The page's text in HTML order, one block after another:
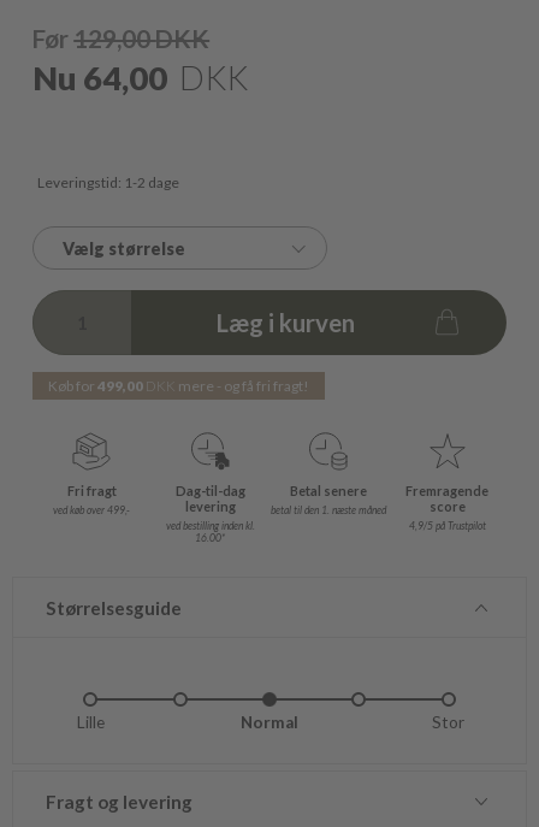
Før129,00DKK
Nu 64,00 DKK
Leveringstid: 1-2 dage
Vælg størrelse
Læg i kurven
Køb for499,00 DKK mere - og få fri fragt!
Fri fragt
ved køb over 499,-
Dag-til-dag
levering
ved bestilling inden kl.
16.00*
Betal senere
betal til den 1. næste måned
Fremragende
score
4,9/5 på Trustpilot
Størrelsesguide
Lille Normal Stor
Fragt og levering